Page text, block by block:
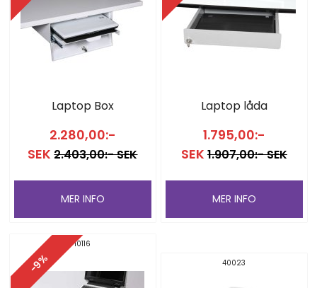
Laptop Box
2.280,00:-
SEK 2.403,00:- SEK
MER INFO
Laptop låda
1.795,00:-
SEK 1.907,00:- SEK
MER INFO
-9%
10116
40023